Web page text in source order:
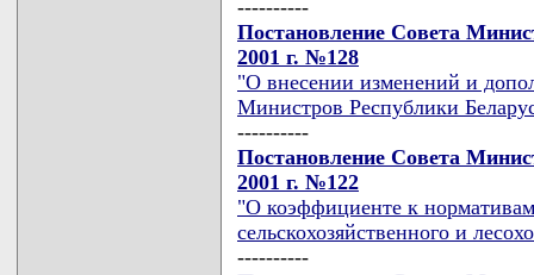
----------
Постановление Совета
2001 г. №128
"О внесении изменений и
Министров Республики
----------
Постановление Совета
2001 г. №122
"О коэффициенте к
сельскохозяйственного и
----------